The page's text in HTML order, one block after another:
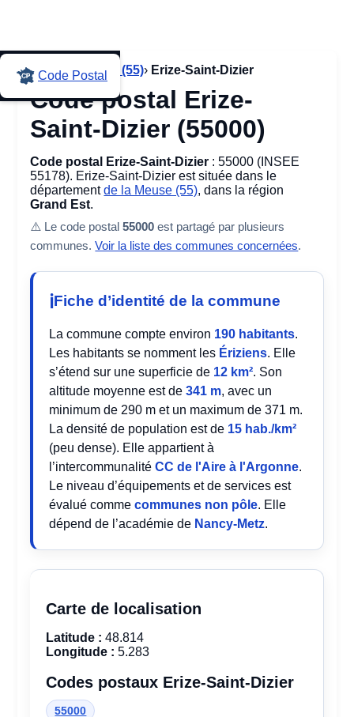
Code Postal
Accueil › Meuse (55)› Erize-Saint-Dizier
Code postal Erize-
Saint-Dizier (55000)
Code postal Erize-Saint-Dizier : 55000 (INSEE
55178). Erize-Saint-Dizier est située dans le
départementde la Meuse (55), dans la région
Grand Est.
⚠️ Le code postal55000 est partagé par plusieurs
communes.Voir la liste des communes concernées.
Fiche d’identité de la commune
La commune compte environ 190 habitants.
Les habitants se nomment les Ériziens. Elle
s’étend sur une superficie de 12 km². Son
altitude moyenne est de341 m, avec un
minimum de 290 m et un maximum de 371 m.
La densité de population est de 15 hab./km²
(peu dense). Elle appartient à
l’intercommunalitéCC de l'Aire à l'Argonne.
Le niveau d’équipements et de services est
évalué commecommunes non pôle. Elle
dépend de l’académie de Nancy-Metz.
Carte de localisation
Latitude : 48.814
Longitude : 5.283
Codes postaux Erize-Saint-Dizier
55000